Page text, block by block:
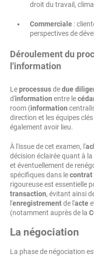
droit du travail,
Commerciale :
perspectives de
Déroulement du
l'information
Leprocessusdedue
d'information entre le
room (information
direction et les équipes clés
également avoir lieu.
À l'issue de cet examen, l'
décision éclairée quant à
et éventuellement de
spécifiques dans lecontrat
rigoureuse est essentielle
transaction, évitant ainsi
l'enregistrementde l'acte
(notamment auprès de la
La négociation
La phase de négociation